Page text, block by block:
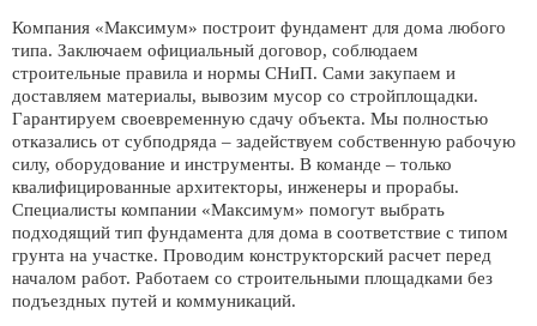
Компания «Максимум» построит фундамент для дома любого
типа. Заключаем официальный договор, соблюдаем
строительные правила и нормы СНиП. Сами закупаем и
доставляем материалы, вывозим мусор со стройплощадки.
Гарантируем своевременную сдачу объекта. Мы полностью
отказались от субподряда – задействуем собственную рабочую
силу, оборудование и инструменты. В команде – только
квалифицированные архитекторы, инженеры и прорабы.
Специалисты компании «Максимум» помогут выбрать
подходящий тип фундамента для дома в соответствие с типом
грунта на участке. Проводим конструкторский расчет перед
началом работ. Работаем со строительными площадками без
подъездных путей и коммуникаций.